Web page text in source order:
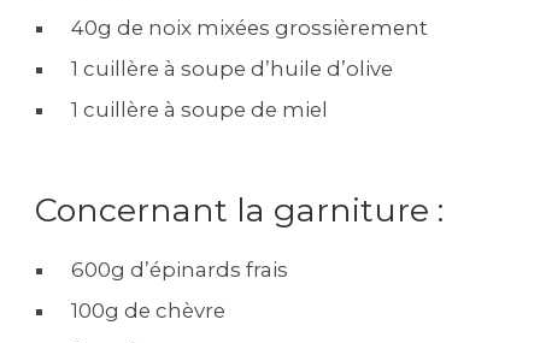
40g de noix mixées grossièrement
1 cuillère à soupe d’huile d’olive
1 cuillère à soupe de miel
Concernant la garniture :
600g d’épinards frais
100g de chèvre